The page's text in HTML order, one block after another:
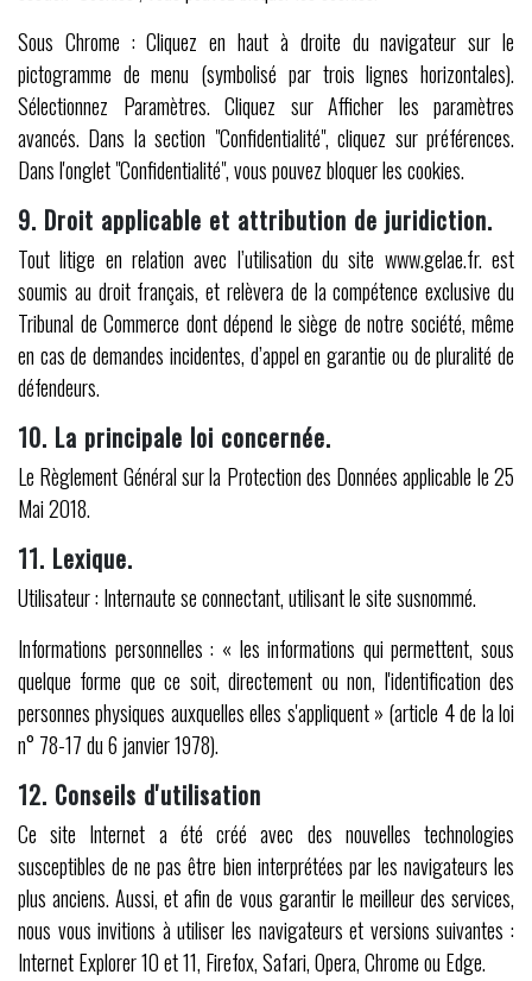
Sous Chrome : Cliquez en haut à droite du navigateur sur le
pictogramme de menu (symbolisé par trois lignes horizontales).
Sélectionnez Paramètres. Cliquez sur Afficher les paramètres
avancés. Dans la section "Confidentialité", cliquez sur préférences.
Dans l'onglet "Confidentialité", vous pouvez bloquer les cookies.
9. Droit applicable et attribution de juridiction.
Tout litige en relation avec l’utilisation du site www.gelae.fr. est
soumis au droit français, et relèvera de la compétence exclusive du
Tribunal de Commerce dont dépend le siège de notre société, même
en cas de demandes incidentes, d’appel en garantie ou de pluralité de
défendeurs.
10. La principale loi concernée.
Le Règlement Général sur la Protection des Données applicable le 25
Mai 2018.
11. Lexique.
Utilisateur : Internaute se connectant, utilisant le site susnommé.
Informations personnelles : « les informations qui permettent, sous
quelque forme que ce soit, directement ou non, l'identification des
personnes physiques auxquelles elles s'appliquent » (article 4 de la loi
n° 78-17 du 6 janvier 1978).
12. Conseils d'utilisation
Ce site Internet a été créé avec des nouvelles technologies
susceptibles de ne pas être bien interprétées par les navigateurs les
plus anciens. Aussi, et afin de vous garantir le meilleur des services,
nous vous invitions à utiliser les navigateurs et versions suivantes :
Internet Explorer 10 et 11, Firefox, Safari, Opera, Chrome ou Edge.